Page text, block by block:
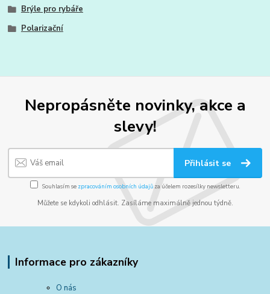
Brýle pro rybáře
Polarizační
Nepropásněte novinky, akce a
slevy!
Přihlásit se
Souhlasím se zpracováním osobních údajůza účelem rozesílky newsletteru.
Můžete se kdykoli odhlásit. Zasíláme maximálně jednou týdně.
Informace pro zákazníky
O nás